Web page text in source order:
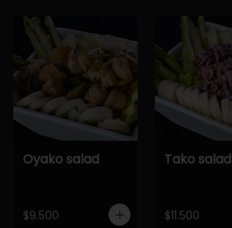
Oyako salad
$9.500
Tako salad
$11.500